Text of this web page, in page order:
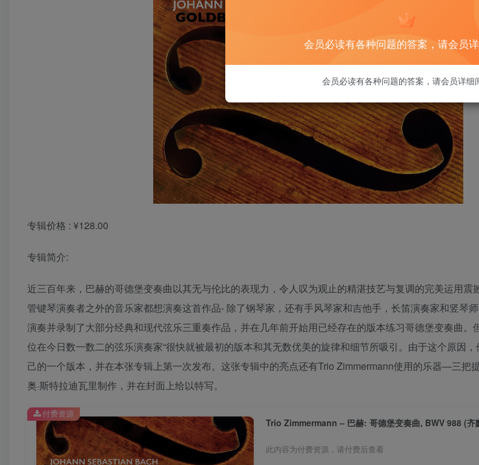
专辑价格 : ¥128.00
专辑简介:
近三百年来，巴赫的哥德堡变奏曲以其无与伦比的表现力，令人叹为观止的精湛技艺与复调的完美运用震
管键琴演奏者之外的音乐家都想演奏这首作品- 除了钢琴家，还有手风琴家和吉他手，长笛演奏家和竖琴
演奏并录制了大部分经典和现代弦乐三重奏作品，并在几年前开始用已经存在的版本练习哥德堡变奏曲。
位在今日数一数二的弦乐演奏家“很快就被最初的版本和其无数优美的旋律和细节所吸引。由于这个原因
己的一个版本，并在本张专辑上第一次发布。这张专辑中的亮点还有Trio Zimmermann使用的乐器—三把
奥·斯特拉迪瓦里制作，并在封面上给以特写。
此内容为付费资源，请付费后查看
付费资源
会员必读有各种问题的答案，请会员
会员必读有各种问题的答案，请会员详细